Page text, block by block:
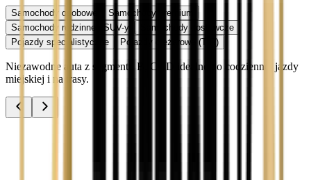
Samochody osobowe
Samochody premium
Samochody rodzinne i SUV-y
Samochody dostawcze
Pojazdy specjalistyczne
Pojazdy ciężarowe (TIR)
Niezawodne auta z segmentu B, C i D idealne do codziennej jazdy
miejskiej i na trasy.